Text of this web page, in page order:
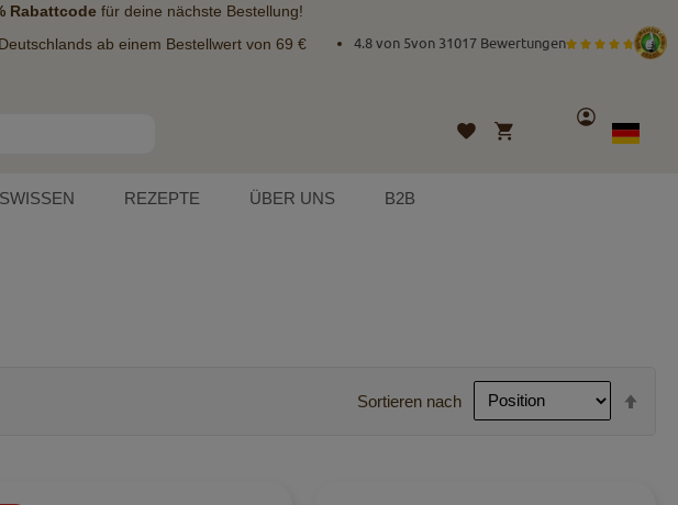
Rabattcodefür deine nächste Bestellung!
ab einem Bestellwert von 69 € 4.8 von 5von 31017 Bewertungen
Wunschliste
Mein Warenkorb
Konto
Sprache
German
REZEPTE ÜBER UNS B2B
Sortieren nach